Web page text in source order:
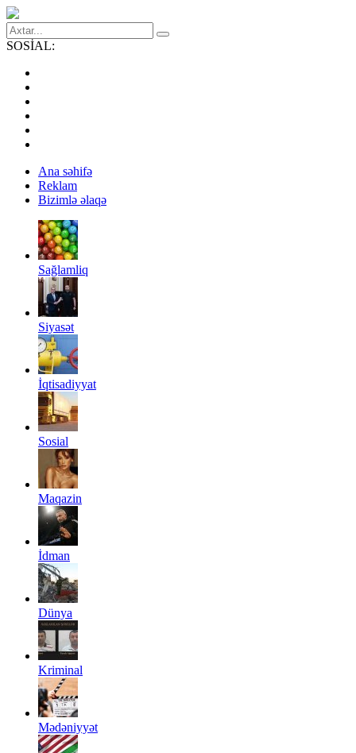
SOSİAL:
Ana səhifə
Reklam
Bizimlə əlaqə
Sağlamliq
Siyasət
İqtisadiyyat
Sosial
Maqazin
İdman
Dünya
Kriminal
Mədəniyyət